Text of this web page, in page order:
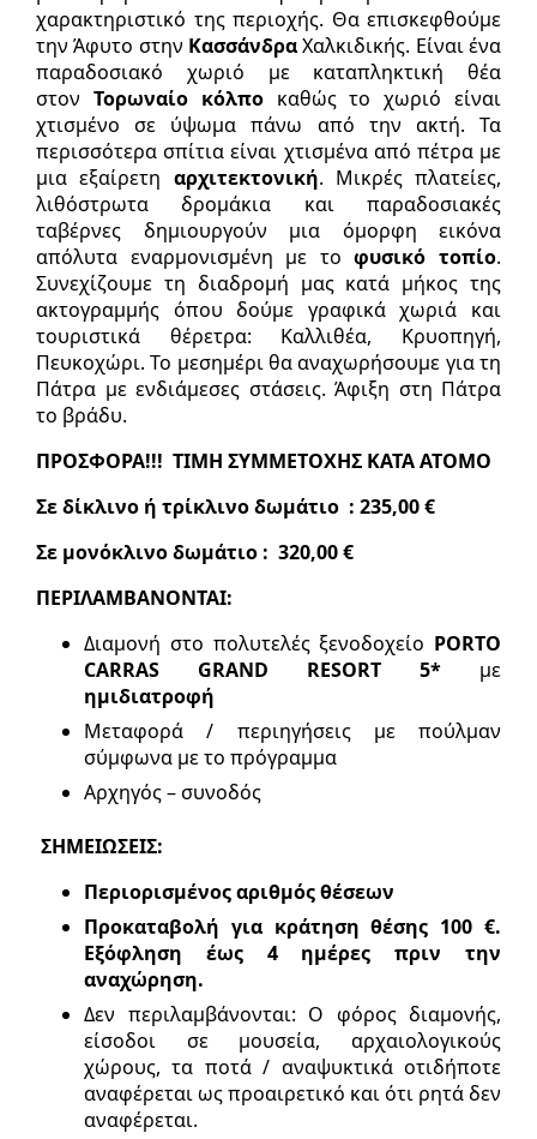
χαρακτηριστικό της περιοχής. Θα επισκεφθούμε
την Άφυτο στην ΚασσάνδραΧαλκιδικής. Είναι ένα
παραδοσιακό χωριό με καταπληκτική θέα
στον Τορωναίο κόλποκαθώς το χωριό είναι
χτισμένο σε ύψωμα πάνω από την ακτή. Τα
περισσότερα σπίτια είναι χτισμένα από πέτρα με
μια εξαίρετη αρχιτεκτονική. Μικρές πλατείες,
λιθόστρωτα δρομάκια και παραδοσιακές
ταβέρνες δημιουργούν μια όμορφη εικόνα
απόλυτα εναρμονισμένη με τοφυσικό τοπίο.
Συνεχίζουμε τη διαδρομή μας κατά μήκος της
ακτογραμμής όπου δούμε γραφικά χωριά και
τουριστικά θέρετρα: Καλλιθέα, Κρυοπηγή,
Πευκοχώρι. Το μεσημέρι θα αναχωρήσουμε για τη
Πάτρα με ενδιάμεσες στάσεις. Άφιξη στη Πάτρα
το βράδυ.
ΠΡΟΣΦΟΡΑ!!! ΤΙΜΗ ΣΥΜΜΕΤΟΧΗΣ ΚΑΤΑ ΑΤΟΜΟ
Σε δίκλινο ή τρίκλινο δωμάτιο : 235,00 €
Σε μονόκλινο δωμάτιο : 320,00 €
ΠΕΡΙΛΑΜΒΑΝΟΝΤΑΙ:
Διαμονή στο πολυτελές ξενοδοχείο PORTO
CARRAS
GRAND RESORT 5* με
ημιδιατροφή
Μεταφορά / περιηγήσεις με πούλμαν
σύμφωνα με το πρόγραμμα
Αρχηγός – συνοδός
ΣΗΜΕΙΩΣΕΙΣ:
Περιορισμένος αριθμός θέσεων
Προκαταβολή για κράτηση θέσης 100 €.
Εξόφληση έως 4 ημέρες πριν την
αναχώρηση.
Δεν περιλαμβάνονται: Ο φόρος διαμονής,
είσοδοι σε μουσεία, αρχαιολογικούς
χώρους, τα ποτά / αναψυκτικά οτιδήποτε
αναφέρεται ως προαιρετικό και ότι ρητά δεν
αναφέρεται.